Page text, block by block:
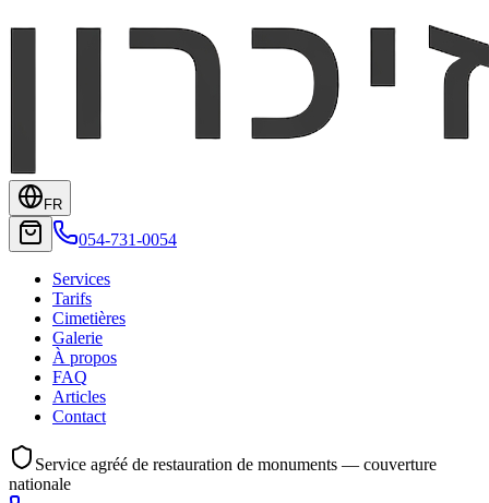
FR
054-731-0054
Services
Tarifs
Cimetières
Galerie
À propos
FAQ
Articles
Contact
Service agréé de restauration de monuments — couverture
nationale